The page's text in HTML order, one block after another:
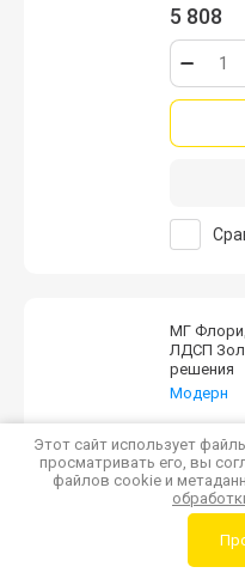
5 808
МГ
ЛДСП
решения
Модерн
В
8 450
7 168
Этот сайт использует
просматривать его, вы
файлов cookie и